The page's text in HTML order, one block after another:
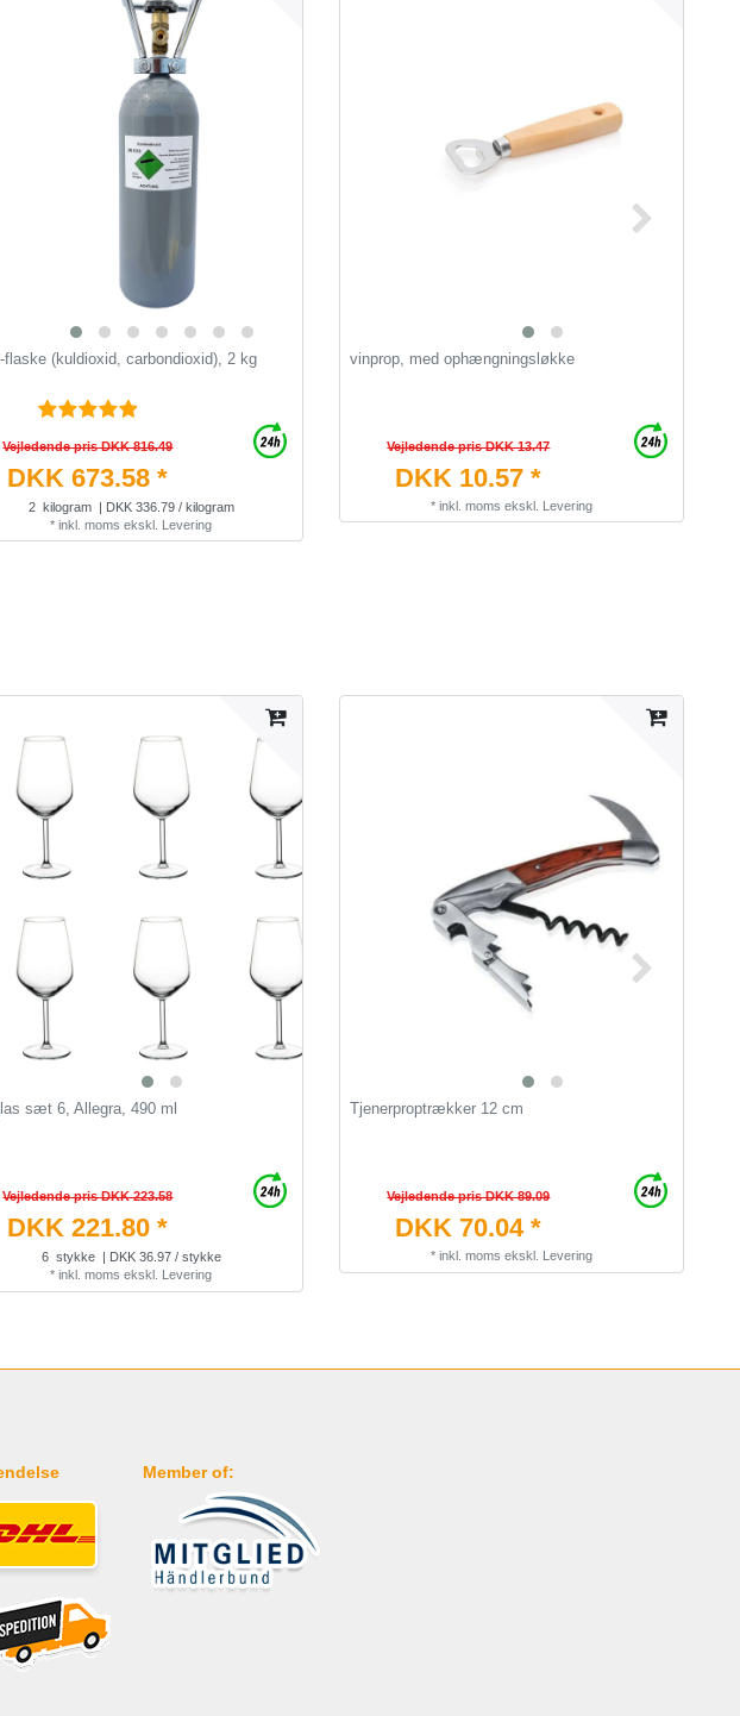
flaske (kuldioxid, carbondioxid), 2 kg
Vejledende pris DKK 816.49
DKK 673.58 *
2 kilogram
| DKK 336.79 / kilogram
* inkl. moms ekskl. Levering
vinprop, med ophængningsløkke
Vejledende pris DKK 13.47
DKK 10.57 *
* inkl. moms ekskl. Levering
sæt 6, Allegra, 490 ml
Vejledende pris DKK 223.58
DKK 221.80 *
6 stykke
| DKK 36.97 / stykke
* inkl. moms ekskl. Levering
Tjenerproptrækker 12 cm
Vejledende pris DKK 89.09
DKK 70.04 *
* inkl. moms ekskl. Levering
Member of: